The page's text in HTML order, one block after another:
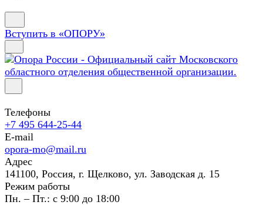
Вступить в «ОПОРУ»
Телефоны
+7 495 644-25-44
E-mail
opora-mo@mail.ru
Адрес
141100, Россия, г. Щелково, ул. Заводская д. 15
Режим работы
Пн. – Пт.: с 9:00 до 18:00